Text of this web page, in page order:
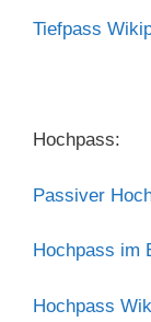
Tiefpass
Hochpass:
Passiver
Hochpass im
Hochpass